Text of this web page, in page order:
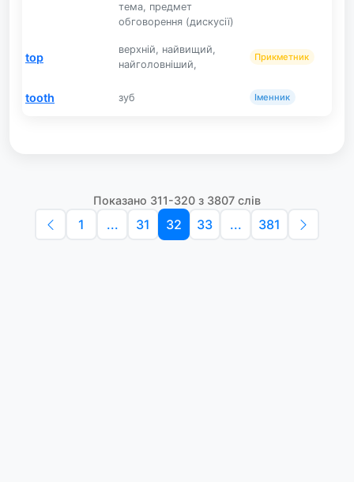
тема, предмет
обговорення (дискусії)
top
верхній, найвищий,
найголовніший,
Прикметник
tooth зуб Іменник
Показано 311-320 з 3807 слів
1 ... 31 32 33 ... 381